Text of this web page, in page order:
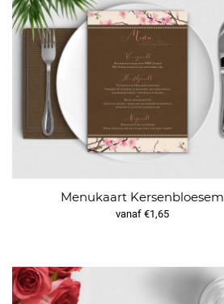
Menukaart Kersenbloesem
vanaf €1,65